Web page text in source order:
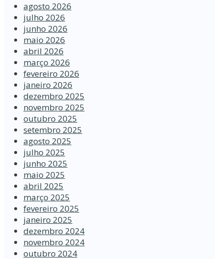
agosto 2026
julho 2026
junho 2026
maio 2026
abril 2026
março 2026
fevereiro 2026
janeiro 2026
dezembro 2025
novembro 2025
outubro 2025
setembro 2025
agosto 2025
julho 2025
junho 2025
maio 2025
abril 2025
março 2025
fevereiro 2025
janeiro 2025
dezembro 2024
novembro 2024
outubro 2024